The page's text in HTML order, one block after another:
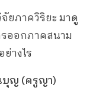
ยภาควิริยะ มาดู
ออกภาคสนาม
างไร
ญ (ครูญา)